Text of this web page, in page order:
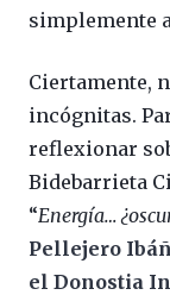
simplemente
Ciertamente,
incógnitas.
reflexionar
Bidebarrieta
“Energía…
Pellejero
el Donostia